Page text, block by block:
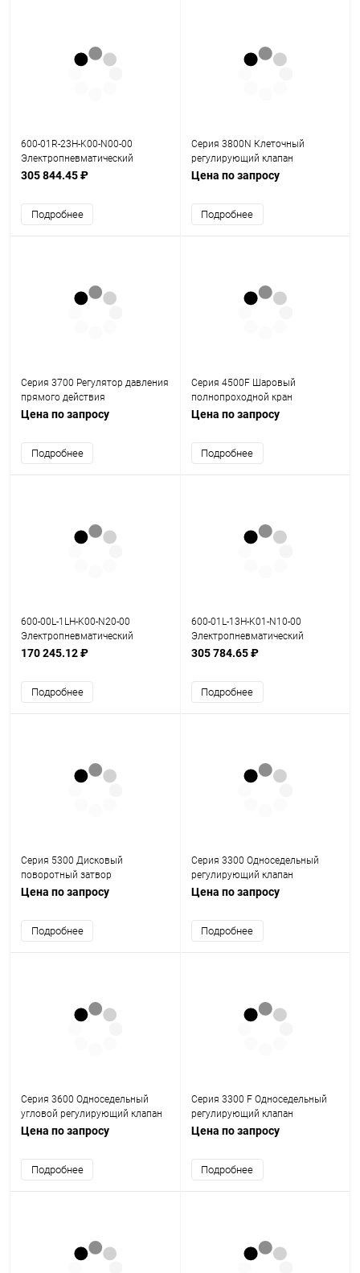
600-01R-23H-K00-N00-00
Электропневматический
позиционер серия 600
305 844.45 ₽
Подробнее
Серия 3800N Клеточный
регулирующий клапан
Цена по запросу
Подробнее
Cерия 3700 Регулятор давления
прямого действия
Цена по запросу
Подробнее
Cерия 4500F Шаровый
полнопроходной кран
(футерованный)
Цена по запросу
Подробнее
600-00L-1LH-K00-N20-00
Электропневматический
позиционер серия 600
170 245.12 ₽
Подробнее
600-01L-13H-K01-N10-00
Электропневматический
позиционер серия 600
305 784.65 ₽
Подробнее
Cерия 5300 Дисковый
поворотный затвор
Цена по запросу
Подробнее
Серия 3300 Односедельный
регулирующий клапан
Цена по запросу
Подробнее
Cерия 3600 Односедельный
угловой регулирующий клапан
высокого давления
Цена по запросу
Подробнее
Серия 3300 F Односедельный
регулирующий клапан
(футерованный)
Цена по запросу
Подробнее